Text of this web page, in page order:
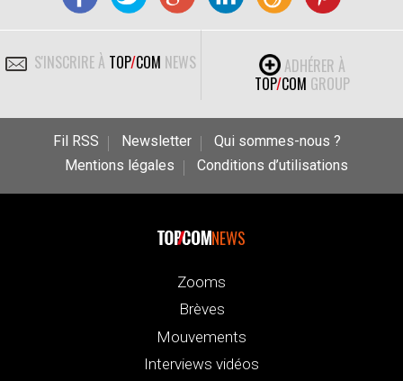
S'INSCRIRE À TOP/COM NEWS
ADHÉRER À
TOP/COM GROUP
Fil RSS Newsletter
Qui sommes-nous ?
Mentions légales
Conditions d’utilisations
NEWS
Zooms
Brèves
Mouvements
Interviews vidéos